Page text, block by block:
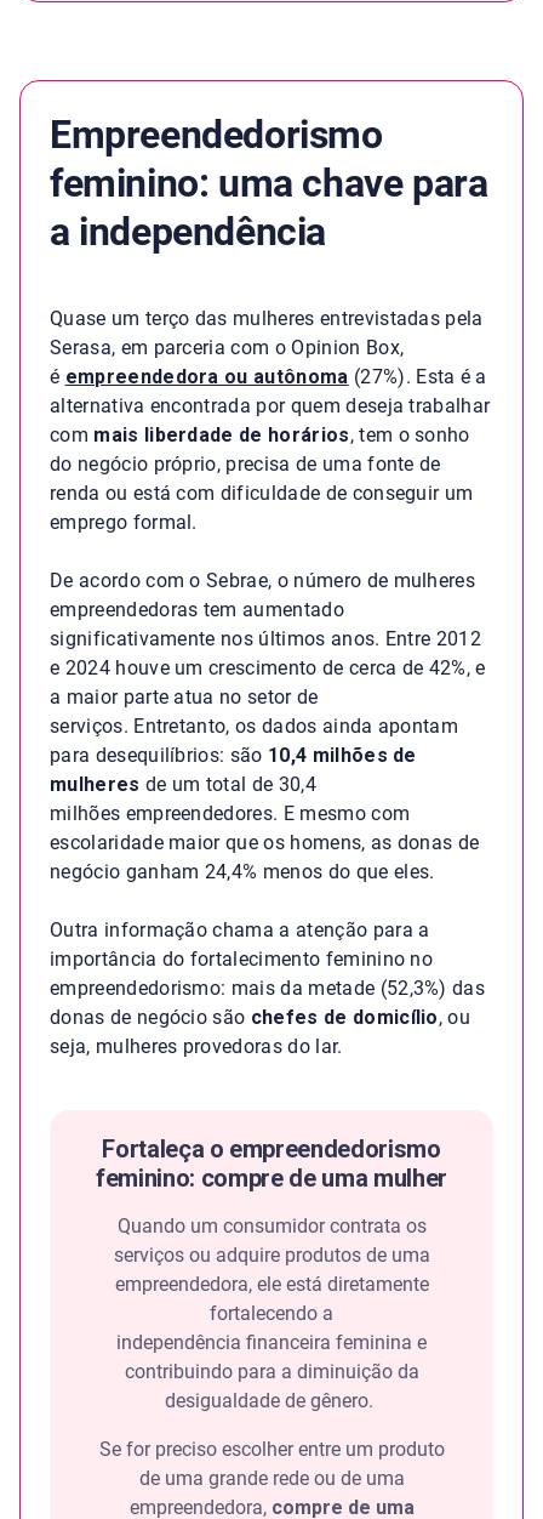
Empreendedorismo
feminino: uma chave para
a independência
Quase um terço das mulheres entrevistadas pela
Serasa, em parceria com o Opinion Box,
é empreendedora ou autônoma (27%). Esta é a
alternativa encontrada por quem deseja trabalhar
com mais liberdade de horários, tem o sonho
do negócio próprio, precisa de uma fonte de
renda ou está com dificuldade de conseguir um
emprego formal.
De acordo com o Sebrae, o número de mulheres
empreendedoras tem aumentado
significativamente nos últimos anos. Entre 2012
e 2024 houve um crescimento de cerca de 42%, e
a maior parte atua no setor de
serviços. Entretanto, os dados ainda apontam
para desequilíbrios: são 10,4 milhões de
mulheres de um total de 30,4
milhões empreendedores. E mesmo com
escolaridade maior que os homens, as donas de
negócio ganham 24,4% menos do que eles.
Outra informação chama a atenção para a
importância do fortalecimento feminino no
empreendedorismo: mais da metade (52,3%) das
donas de negócio são chefes de domicílio, ou
seja, mulheres provedoras do lar.
Fortaleça o empreendedorismo
feminino: compre de uma mulher
Quando um consumidor contrata os
serviços ou adquire produtos de uma
empreendedora, ele está diretamente
fortalecendo a
independência financeira feminina e
contribuindo para a diminuição da
desigualdade de gênero.
Se for preciso escolher entre um produto
de uma grande rede ou de uma
empreendedora, compre de uma